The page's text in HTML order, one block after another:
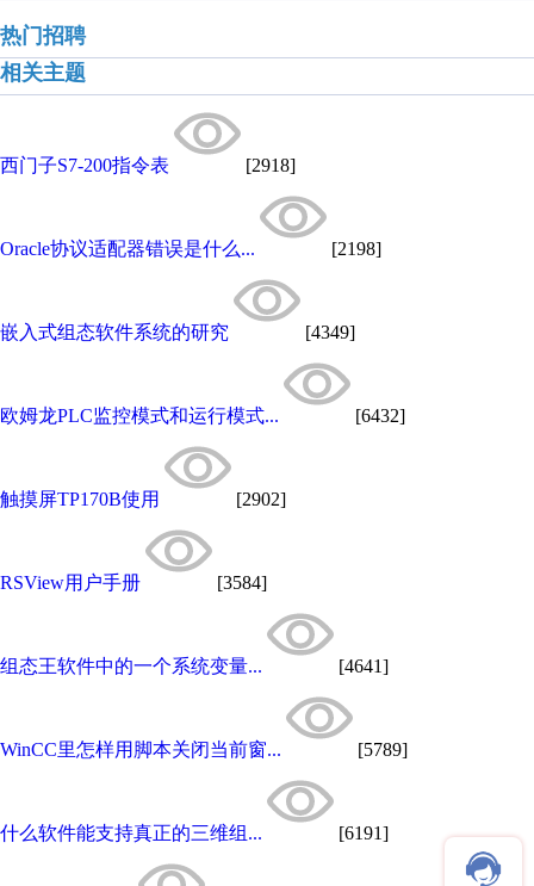
热门招聘
相关主题
西门子S7-200指令表 [2918]
Oracle协议适配器错误是什么... [2198]
嵌入式组态软件系统的研究 [4349]
欧姆龙PLC监控模式和运行模式... [6432]
触摸屏TP170B使用 [2902]
RSView用户手册 [3584]
组态王软件中的一个系统变量... [4641]
WinCC里怎样用脚本关闭当前窗... [5789]
什么软件能支持真正的三维组... [6191]